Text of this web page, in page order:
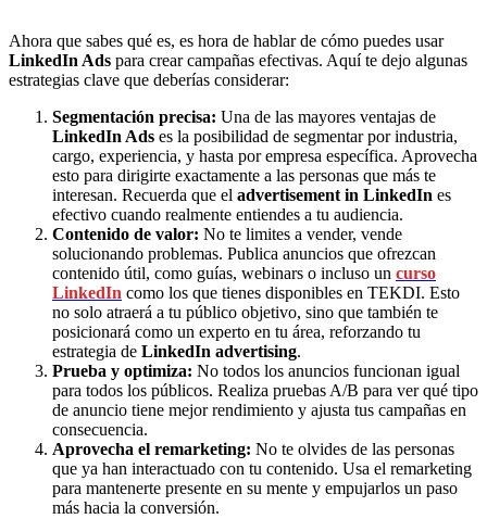
Ahora que sabes qué es, es hora de hablar de cómo puedes usar
LinkedIn Ads para crear campañas efectivas. Aquí te dejo algunas
estrategias clave que deberías considerar:
Segmentación precisa: Una de las mayores ventajas de
LinkedIn Ads es la posibilidad de segmentar por industria,
cargo, experiencia, y hasta por empresa específica. Aprovecha
esto para dirigirte exactamente a las personas que más te
interesan. Recuerda que el advertisement in LinkedIn es
efectivo cuando realmente entiendes a tu audiencia.
Contenido de valor: No te limites a vender, vende
solucionando problemas. Publica anuncios que ofrezcan
contenido útil, como guías, webinars o incluso un curso
LinkedIn como los que tienes disponibles en TEKDI. Esto
no solo atraerá a tu público objetivo, sino que también te
posicionará como un experto en tu área, reforzando tu
estrategia de LinkedIn advertising.
Prueba y optimiza: No todos los anuncios funcionan igual
para todos los públicos. Realiza pruebas A/B para ver qué tipo
de anuncio tiene mejor rendimiento y ajusta tus campañas en
consecuencia.
Aprovecha el remarketing: No te olvides de las personas
que ya han interactuado con tu contenido. Usa el remarketing
para mantenerte presente en su mente y empujarlos un paso
más hacia la conversión.